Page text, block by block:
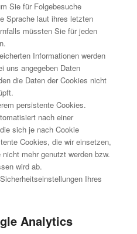
Sie für Folgebesuche
Sprache laut ihres letzten
müssten Sie für jeden
Informationen werden
uns angegeben Daten
die Daten der Cookies nicht
persistente Cookies.
nach einer
sich je nach Cookie
Cookies, die wir einsetzen,
mehr genutzt werden bzw.
wird ab.
Ihres
Analytics